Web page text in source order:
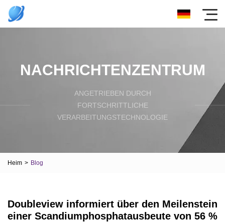
NACHRICHTENZENTRUM
ANGETRIEBEN DURCH
FORTSCHRITTLICHE
VERARBEITUNGSTECHNOLOGIE
Heim > Blog
Doubleview informiert über den Meilenstein
einer Scandiumphosphatausbeute von 56 %